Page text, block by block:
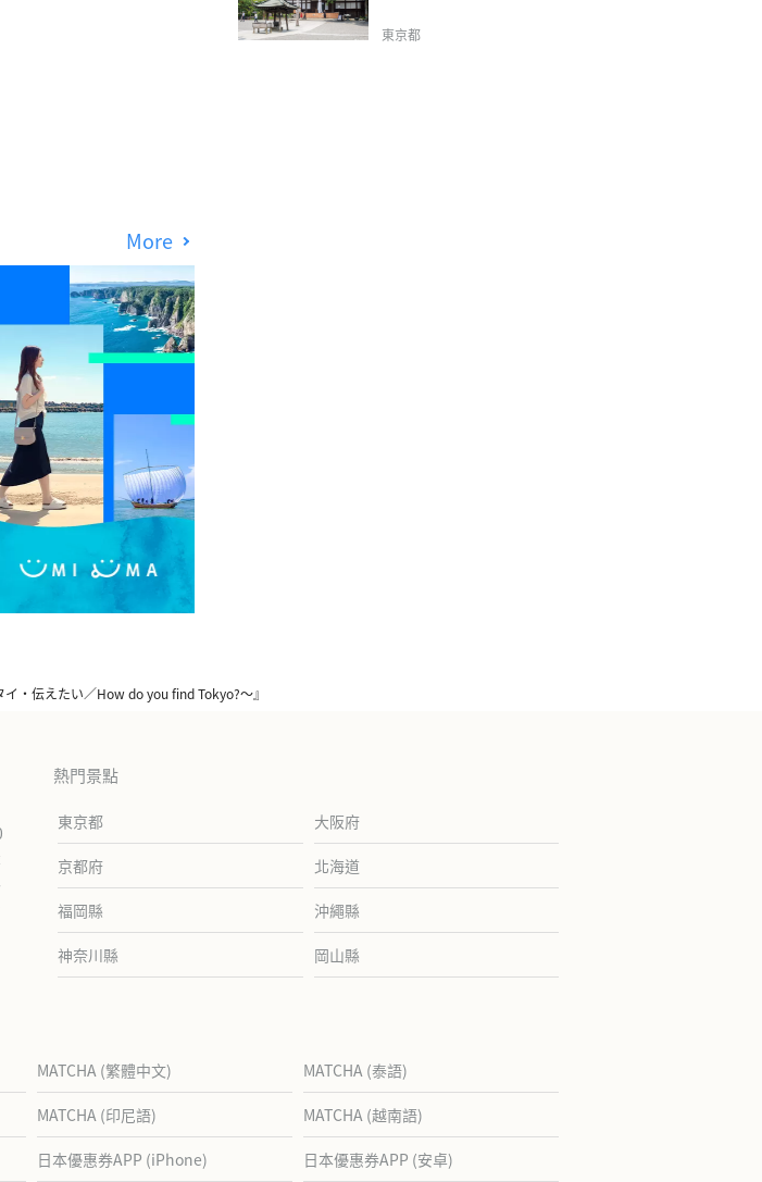
More
・伝えたい／How do you find Tokyo?～』
東京都
熱門景點
東京都 大阪府
京都府 北海道
福岡縣 沖繩縣
神奈川縣 岡山縣
MATCHA (繁體中文) MATCHA (泰語)
MATCHA (印尼語) MATCHA (越南語)
日本優惠券APP (iPhone) 日本優惠券APP (安卓)